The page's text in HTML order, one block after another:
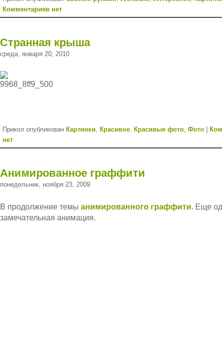
Комментариев нет
Странная крыша
среда, января 20, 2010
Прикол опубликован Картинки, Красивое, Красивые фото, Фото
нет
Анимированное граффити
понедельник, ноября 23, 2009
В продолжение темы анимированного граффити. Еще
замечательная анимация.